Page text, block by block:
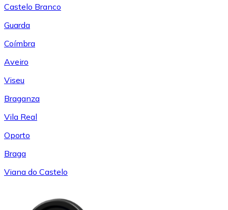
Castelo Branco
Guarda
Coímbra
Aveiro
Viseu
Braganza
Vila Real
Oporto
Braga
Viana do Castelo